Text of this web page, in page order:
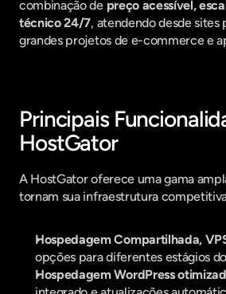
combinação de preço acessível,
técnico 24/7, atendendo desde sites
grandes projetos de e-commerce e
Principais
HostGator
A HostGator oferece uma gama
tornam sua infraestrutura
Hospedagem Compartilhada,
opções para diferentes estágios
Hospedagem WordPress